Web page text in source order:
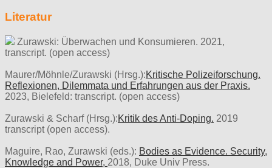
Literatur
Zurawski: Überwachen und Konsumieren. 2021,
transcript. (open access)
Maurer/Möhnle/Zurawski (Hrsg.):Kritische Polizeiforschung.
Reflexionen, Dilemmata und Erfahrungen aus der Praxis.
2023, Bielefeld: transcript. (open access)
Zurawski & Scharf (Hrsg.):Kritik des Anti-Doping. 2019
transcript (open access).
Maguire, Rao, Zurawski (eds.): Bodies as Evidence. Security,
Knowledge and Power, 2018, Duke Univ Press.